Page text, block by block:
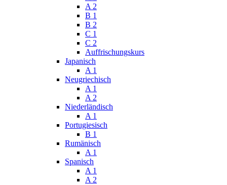
A 2
B 1
B 2
C 1
C 2
Auffrischungskurs
Japanisch
A 1
Neugriechisch
A 1
A 2
Niederländisch
A 1
Portugiesisch
B 1
Rumänisch
A 1
Spanisch
A 1
A 2